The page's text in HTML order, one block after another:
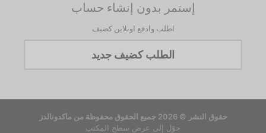
إستمر بدون إنشاء حساب
اطلب وادفع اونلاين كضيف
الطلب كضيف جديد
حقوق النشر © 2026 جميع الحقوق محفوظة من ماكدونالدز
حوّل إلى عرض سطح المكتب